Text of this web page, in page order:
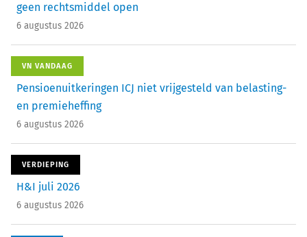
geen rechtsmiddel open
6 augustus 2026
VN VANDAAG
Pensioenuitkeringen ICJ niet vrijgesteld van belasting-
en premieheffing
6 augustus 2026
VERDIEPING
H&I juli 2026
6 augustus 2026